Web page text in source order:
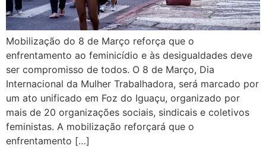
Mobilização do 8 de Março reforça que o
enfrentamento ao feminicídio e às desigualdades deve
ser compromisso de todos. O 8 de Março, Dia
Internacional da Mulher Trabalhadora, será marcado por
um ato unificado em Foz do Iguaçu, organizado por
mais de 20 organizações sociais, sindicais e coletivos
feministas. A mobilização reforçará que o
enfrentamento […]